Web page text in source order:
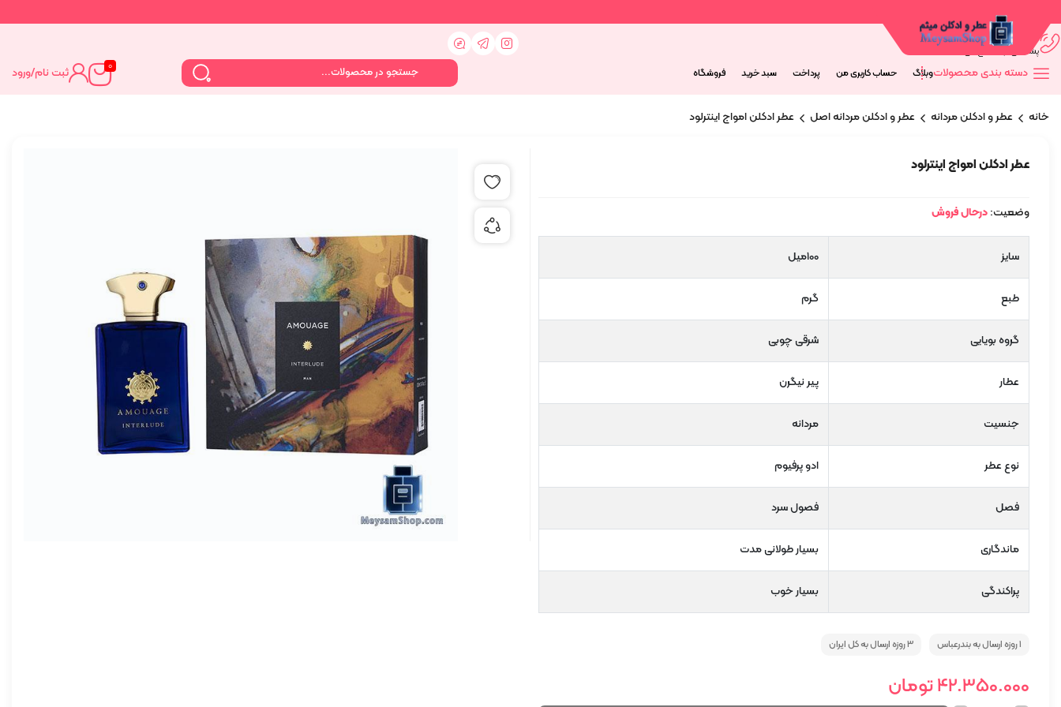
09044673563
پشتیانی از 9 صبح الی 20 شب
دسته بندی محصولاتوبلاگ حساب کاربری من پرداخت سبد خرید فروشگاه
0 ثبت نام/ورود
خانه عطر و ادکلن مردانه عطر و ادکلن مردانه اصل عطر ادکلن امواج اینترلود
عطر ادکلن امواج اینترلود
وضعیت:درحال فروش
سایز 100میل
طبع گرم
گروه بویایی شرقی چوبی
عطار پیر نیگرن
جنسیت مردانه
نوع عطر ادو پرفیوم
فصل فصول سرد
ماندگاری بسیار طولانی مدت
پراکندگی بسیار خوب
1 روزه ارسال به بندرعباس 3 روزه ارسال به کل ایران
42.350.000تومان